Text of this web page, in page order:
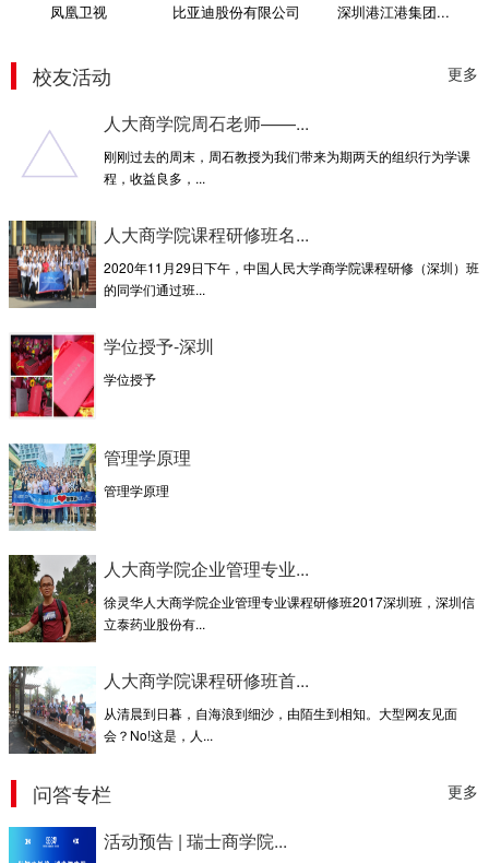
凤凰卫视 比亚迪股份有限公司 深圳港江港集团...
更多
校友活动
人大商学院周石老师——...
刚刚过去的周末，周石教授为我们带来为期两天的组织行为学课
程，收益良多，...
人大商学院课程研修班名...
2020年11月29日下午，中国人民大学商学院课程研修（深圳）班
的同学们通过班...
学位授予-深圳
学位授予
管理学原理
管理学原理
人大商学院企业管理专业...
徐灵华人大商学院企业管理专业课程研修班2017深圳班，深圳信
立泰药业股份有...
人大商学院课程研修班首...
从清晨到日暮，自海浪到细沙，由陌生到相知。大型网友见面
会？No!这是，人...
更多
问答专栏
活动预告 | 瑞士商学院...